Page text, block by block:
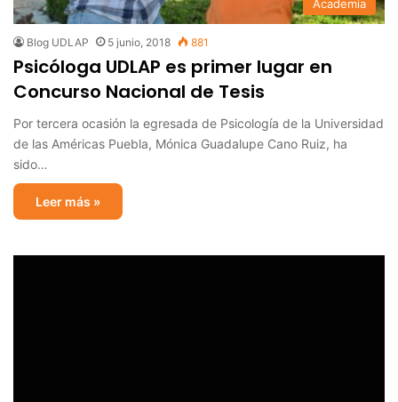
Academia
Blog UDLAP 5 junio, 2018 881
Psicóloga UDLAP es primer lugar en
Concurso Nacional de Tesis
Por tercera ocasión la egresada de Psicología de la Universidad
de las Américas Puebla, Mónica Guadalupe Cano Ruiz, ha
sido…
Leer más »